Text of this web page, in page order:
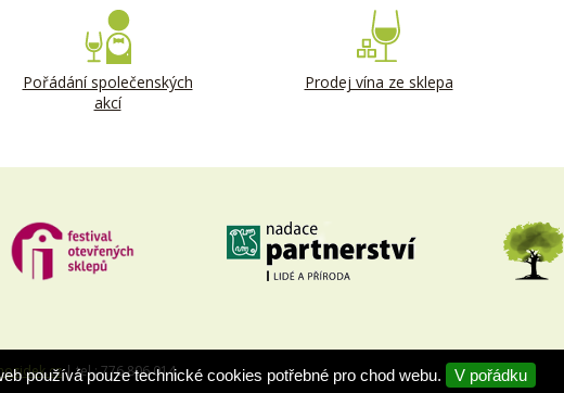
Pořádání společenských
akcí
Prodej vína ze sklepa
| tel.: 776 806 014
používá pouze technické cookies potřebné pro chod webu. V pořádku